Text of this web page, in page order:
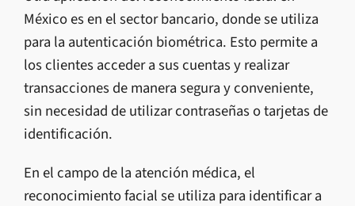
México es en el sector bancario, donde se utiliza
para la autenticación biométrica. Esto permite a
los clientes acceder a sus cuentas y realizar
transacciones de manera segura y conveniente,
sin necesidad de utilizar contraseñas o tarjetas de
identificación.
En el campo de la atención médica, el
reconocimiento facial se utiliza para identificar a